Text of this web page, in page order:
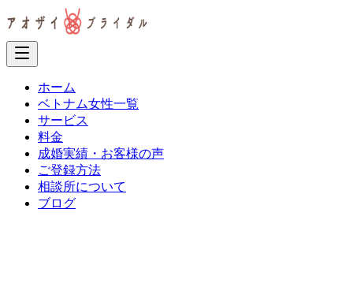
ホーム
ベトナム女性一覧
サービス
料金
成婚実績・お客様の声
ご登録方法
相談所について
ブログ